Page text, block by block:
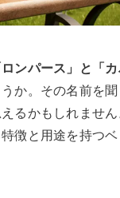
ロンパース」と「
か。その名前を
るかもしれませ
徴と用途を持つ